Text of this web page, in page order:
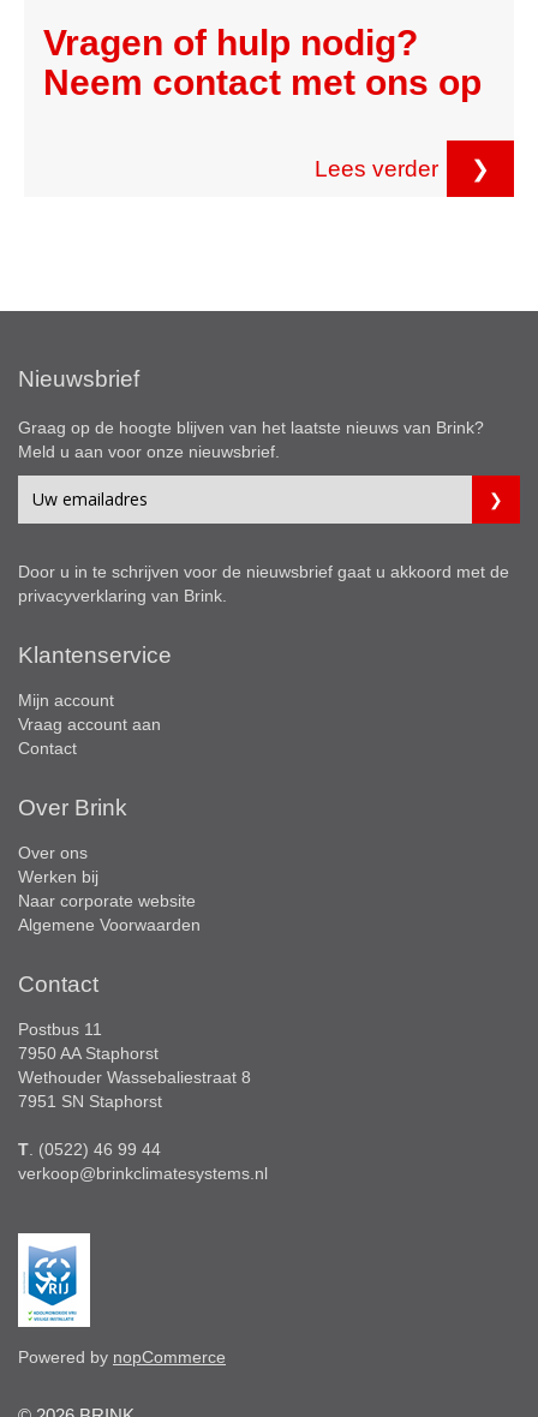
Vragen of hulp nodig?
Neem contact met ons op
Lees verder ❯
Nieuwsbrief
Graag op de hoogte blijven van het laatste nieuws van Brink?
Meld u aan voor onze nieuwsbrief.
Door u in te schrijven voor de nieuwsbrief gaat u akkoord met de
privacyverklaring van Brink.
Klantenservice
Mijn account
Vraag account aan
Contact
Over Brink
Over ons
Werken bij
Naar corporate website
Algemene Voorwaarden
Contact
Postbus 11
7950 AA Staphorst
Wethouder Wassebaliestraat 8
7951 SN Staphorst
T . (0522) 46 99 44
verkoop@brinkclimatesystems.nl
Powered by nopCommerce